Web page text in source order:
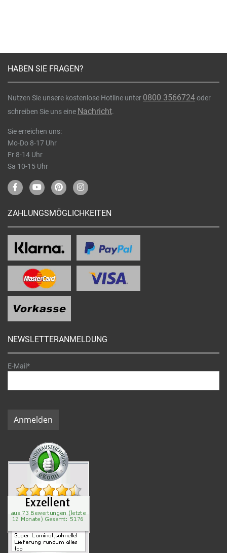
HABEN SIE FRAGEN?
Nutzen Sie unsere kostenlose Hotline unter 0800 3566724oder
schreiben Sie uns eine Nachricht.
Sie erreichen uns:
Mo-Do 8-17 Uhr
Fr 8-14 Uhr
Sa 10-15 Uhr
ZAHLUNGSMÖGLICHKEITEN
NEWSLETTERANMELDUNG
E-Mail*
Anmelden